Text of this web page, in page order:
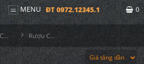
MENU ĐT 0972.12345.1 0
Rượu Cognac Rượu Camus